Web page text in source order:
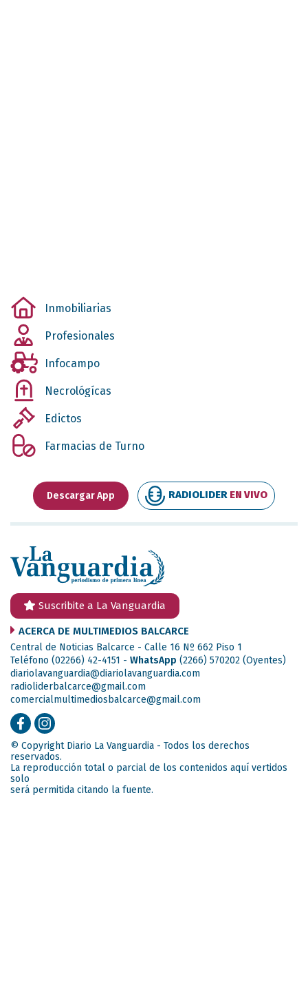
Inmobiliarias
Profesionales
Infocampo
Necrológícas
Edictos
Farmacias de Turno
Descargar App RADIOLIDER EN VIVO
Suscribite a La Vanguardia
ACERCA DE MULTIMEDIOS BALCARCE
Central de Noticias Balcarce - Calle 16 Nº 662 Piso 1
Teléfono (02266) 42-4151 - WhatsApp (2266) 570202 (Oyentes)
diariolavanguardia@diariolavanguardia.com
radioliderbalcarce@gmail.com
comercialmultimediosbalcarce@gmail.com
© Copyright Diario La Vanguardia - Todos los derechos
reservados.
La reproducción total o parcial de los contenidos aquí vertidos
solo
será permitida citando la fuente.